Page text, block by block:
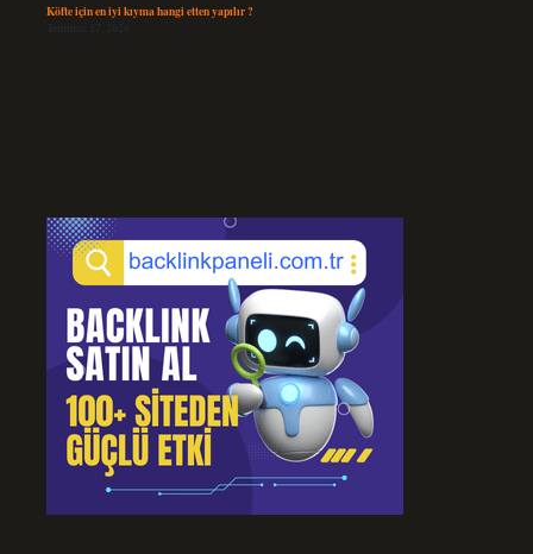
Köfte için en iyi kıyma hangi etten yapılır ?
Temmuz 27, 2026